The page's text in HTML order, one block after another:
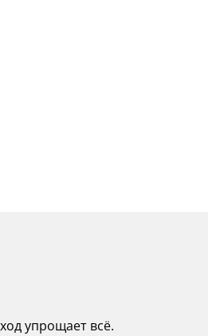
упрощает всё.